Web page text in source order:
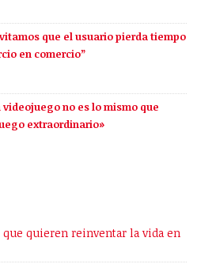
que el usuario pierda tiempo
en comercio”
videojuego no es lo mismo que
extraordinario»
que quieren reinventar la vida en